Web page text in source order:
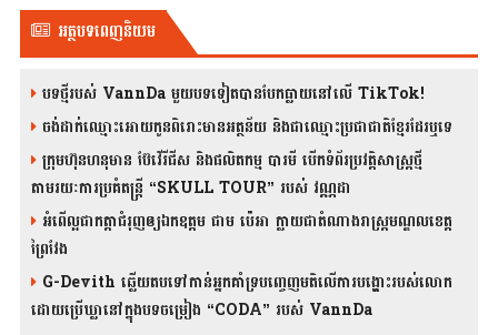
អត្ថបទពេញនិយម
បទថ្មីរបស់ VannDa មួយបទទៀតបានបែកធ្លាយនៅលើ TikTok!
ចង់ដាក់ឈ្មោះអោយកូនពិរោះមានអត្ថន័យ និងជាឈ្មោះប្រជាជាតិខ្មែរដែរឬទេ
ក្រុមហ៊ុនហនុមាន ប៊ែវើរីជីស និង​ផលិតកម្ម បារមី​ បើកទំព័រប្រវត្តិសាស្ត្រថ្មី
តាមរយៈការប្រគំតន្រ្តី “SKULL TOUR” របស់ វណ្ណដា
អំពើល្អជាកត្តាជំរុញឲ្យឯកឧត្តម ជាម ប៉េអា ក្លាយជាតំណាងរាស្ត្រមណ្ឌលខេត្ត
ព្រៃវែង
G-Devith ឆ្លើយតបទៅកាន់អ្នកគាំទ្របញ្ចេញមតិលើការបង្ហោះរបស់លោក
ដោយប្រើឃ្លានៅក្នុងបទចម្រៀង “CODA” រ​​​បស់ VannDa